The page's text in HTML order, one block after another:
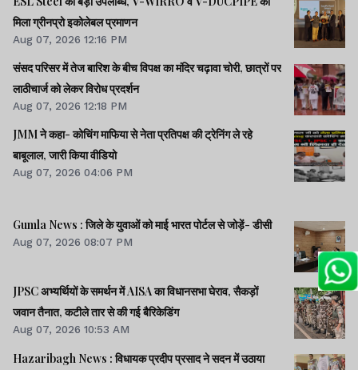
मिला ग्रीनप्रो इकोलेबल प्रमाणन
Aug 07, 2026 12:16 PM
संसद परिसर में तेज बारिश के बीच विपक्ष का मंदिर चढ़ावा चोरी, छात्रों पर
लाठीचार्ज को लेकर विरोध प्रदर्शन
Aug 07, 2026 12:18 PM
JMM ने कहा- कोचिंग माफिया से नेता प्रतिपक्ष की ट्रेनिंग ले रहे
बाबूलाल, जारी किया वीडियो
Aug 07, 2026 04:06 PM
Gumla News : जिले के युवाओं को माई भारत पोर्टल से जोड़ें- डीसी
Aug 07, 2026 08:07 PM
JPSC अभ्यर्थियों के समर्थन में AISA का विधानसभा घेराव, सैकड़ों
जवान तैनात, कटीले तार से की गई बैरिकेडिंग
Aug 07, 2026 10:53 AM
Hazaribagh News : विधायक प्रदीप प्रसाद ने सदन में उठाया